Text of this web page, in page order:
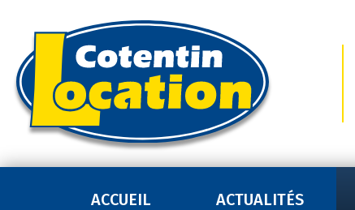
ACCUEIL ACTUALITÉS